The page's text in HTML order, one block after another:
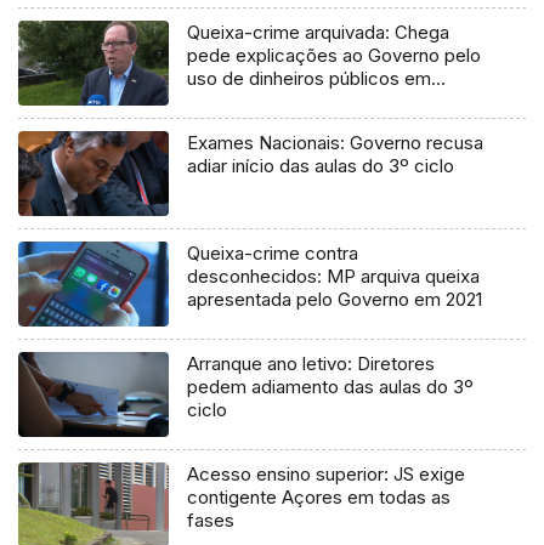
Queixa-crime arquivada: Chega
pede explicações ao Governo pelo
uso de dinheiros públicos em
Exames Nacionais: Governo recusa
adiar início das aulas do 3º ciclo
Queixa-crime contra
desconhecidos: MP arquiva queixa
apresentada pelo Governo em 2021
Arranque ano letivo: Diretores
pedem adiamento das aulas do 3º
ciclo
Acesso ensino superior: JS exige
contigente Açores em todas as
fases